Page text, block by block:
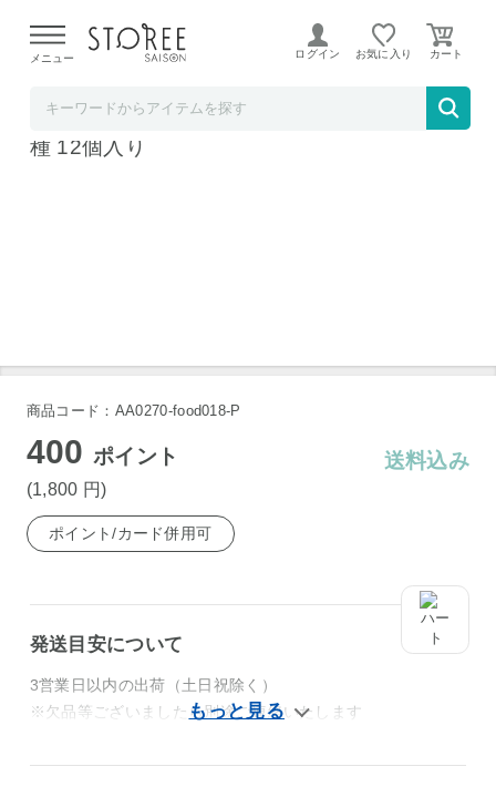
よる配送遅延が発生しております。
メニュー ログイン お気に入り
銀座千疋屋 缶入りひとくちフルーツゼリー 4
種 12個入り
商品コード：AA0270-food018-P
400ポイント
(1,800 円)
送料込み
ポイント/カード併用可
発送目安について
3営業日以内の出荷（土日祝除く）
※欠品等ございましたら別途ご連絡いたします